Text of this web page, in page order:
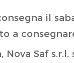
il
a
Nova Saf